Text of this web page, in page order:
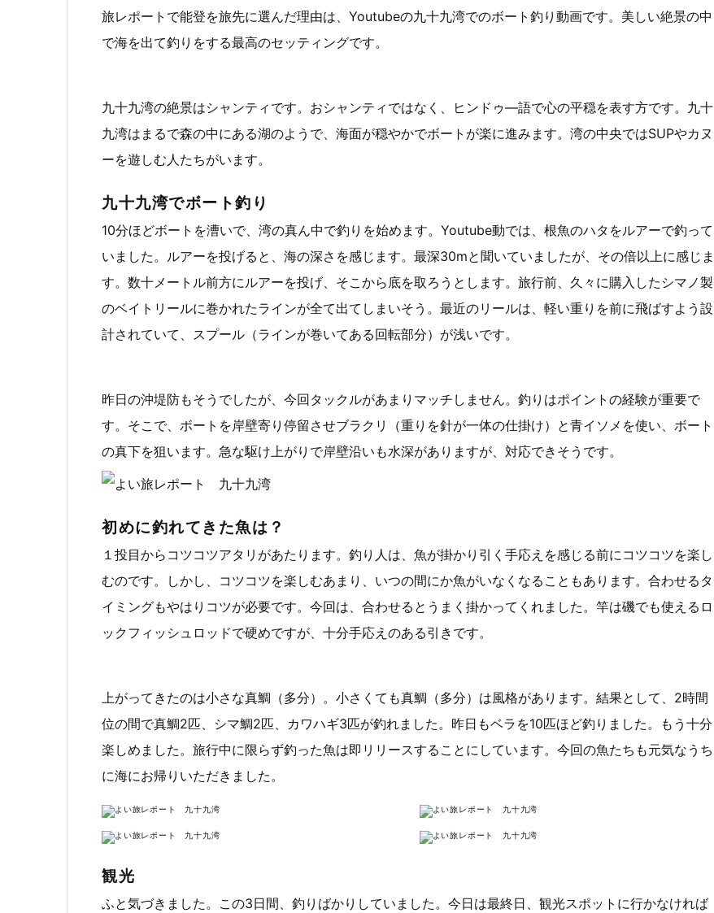
旅レポートで能登を旅先に選んだ理由は、Youtubeの九十九湾でのボート釣り動画です。美しい絶景の中
で海を出て釣りをする最高のセッティングです。
九十九湾の絶景はシャンティです。おシャンティではなく、ヒンドゥ―語で心の平穏を表す方です。九十
九湾はまるで森の中にある湖のようで、海面が穏やかでボートが楽に進みます。湾の中央ではSUPやカヌ
ーを遊しむ人たちがいます。
九十九湾でボート釣り
10分ほどボートを漕いで、湾の真ん中で釣りを始めます。Youtube動では、根魚のハタをルアーで釣って
いました。ルアーを投げると、海の深さを感じます。最深30mと聞いていましたが、その倍以上に感じま
す。数十メートル前方にルアーを投げ、そこから底を取ろうとします。旅行前、久々に購入したシマノ製
のベイトリールに巻かれたラインが全て出てしまいそう。最近のリールは、軽い重りを前に飛ばすよう設
計されていて、スプール（ラインが巻いてある回転部分）が浅いです。
昨日の沖堤防もそうでしたが、今回タックルがあまりマッチしません。釣りはポイントの経験が重要で
す。そこで、ボートを岸壁寄り停留させブラクリ（重りを針が一体の仕掛け）と青イソメを使い、ボート
の真下を狙います。急な駆け上がりで岸壁沿いも水深がありますが、対応できそうです。
初めに釣れてきた魚は？
１投目からコツコツアタリがあたります。釣り人は、魚が掛かり引く手応えを感じる前にコツコツを楽し
むのです。しかし、コツコツを楽しむあまり、いつの間にか魚がいなくなることもあります。合わせるタ
イミングもやはりコツが必要です。今回は、合わせるとうまく掛かってくれました。竿は磯でも使えるロ
ックフィッシュロッドで硬めですが、十分手応えのある引きです。
上がってきたのは小さな真鯛（多分）。小さくても真鯛（多分）は風格があります。結果として、2時間
位の間で真鯛2匹、シマ鯛2匹、カワハギ3匹が釣れました。昨日もベラを10匹ほど釣りました。もう十分
楽しめました。旅行中に限らず釣った魚は即リリースすることにしています。今回の魚たちも元気なうち
に海にお帰りいただきました。
観光
ふと気づきました。この3日間、釣りばかりしていました。今日は最終日、観光スポットに行かなければ